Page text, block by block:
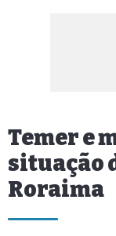
Temer e
situação
Roraima